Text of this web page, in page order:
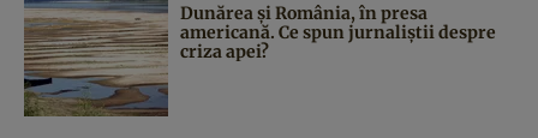
Dunărea și România, în presa
americană. Ce spun jurnaliștii despre
criza apei?